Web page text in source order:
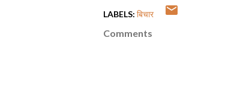
LABELS: बिचार
Comments